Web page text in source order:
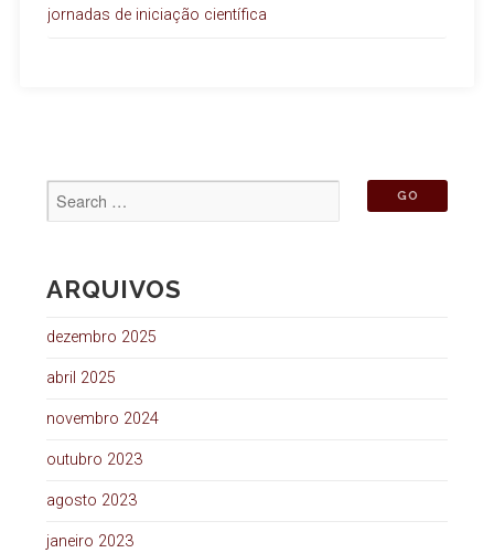
jornadas de iniciação científica
ARQUIVOS
dezembro 2025
abril 2025
novembro 2024
outubro 2023
agosto 2023
janeiro 2023